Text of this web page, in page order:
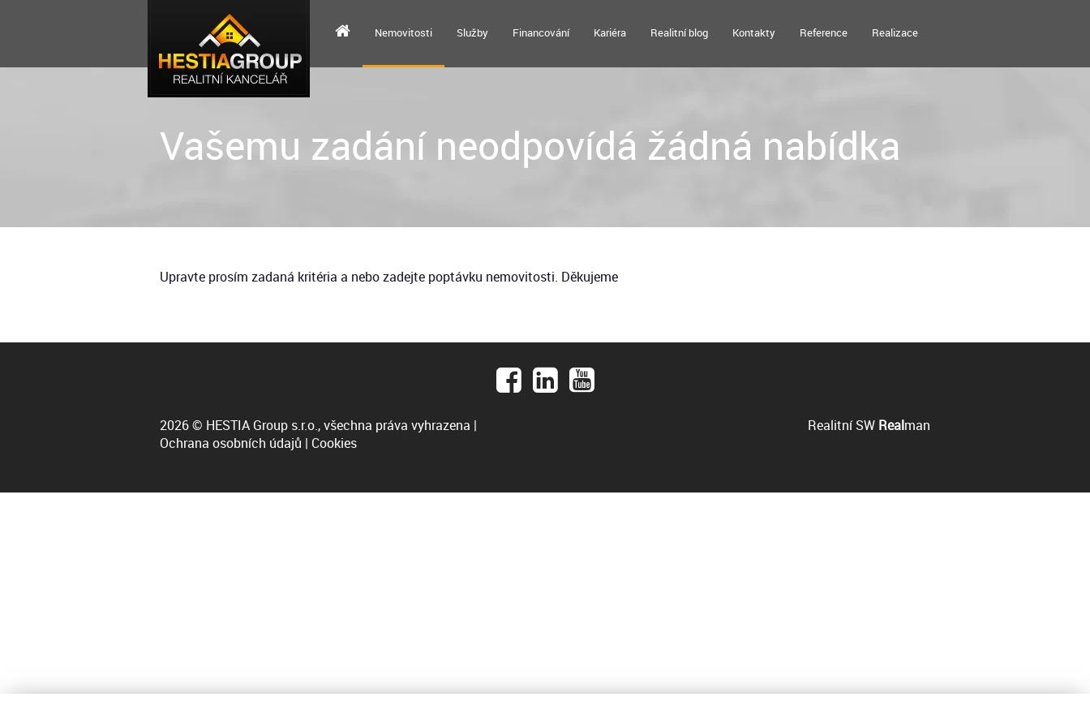
Nemovitosti Služby Financování Kariéra Realitní blog Kontakty Reference Realizace
Vašemu zadání neodpovídá žádná nabídka
Upravte prosím zadaná kritéria a nebo zadejte poptávku nemovitosti. Děkujeme
2026 © HESTIA Group s.r.o., všechna práva vyhrazena |
Ochrana osobních údajů | Cookies
Realitní SW Realman